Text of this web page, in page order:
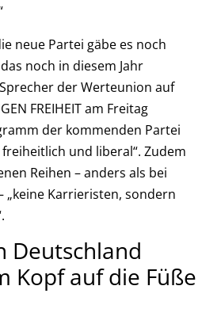
neue Partei gäbe es noch
noch in diesem Jahr
der Werteunion auf
FREIHEIT am Freitag
der kommenden Partei
und liberal“. Zudem
Reihen – anders als bei
„keine Karrieristen, sondern
Deutschland
Kopf auf die Füße